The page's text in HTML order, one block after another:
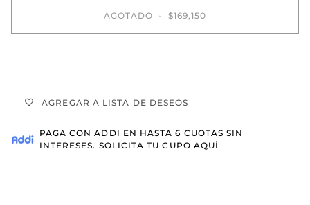
AGOTADO • $169,150
AGREGAR A LISTA DE DESEOS
PAGA CONADDI EN HASTA 6 CUOTAS SIN
INTERESES. SOLICITA TU CUPO AQUÍ